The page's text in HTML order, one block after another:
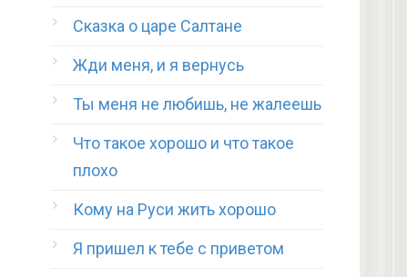
Сказка о царе Салтане
Жди меня, и я вернусь
Ты меня не любишь, не жалеешь
Что такое хорошо и что такое
плохо
Кому на Руси жить хорошо
Я пришел к тебе с приветом